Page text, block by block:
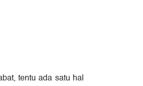
tentu ada satu hal